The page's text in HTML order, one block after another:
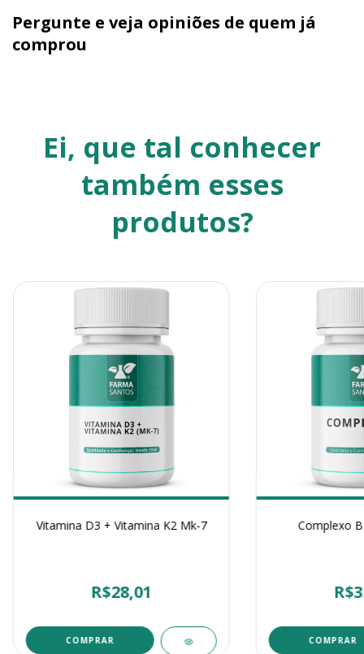
Pergunte e veja opiniões de quem já
comprou
Ei, que tal conhecer
também esses
produtos?
Vitamina D3 + Vitamina K2 Mk-7
R$28,01
COMPRAR
Complexo